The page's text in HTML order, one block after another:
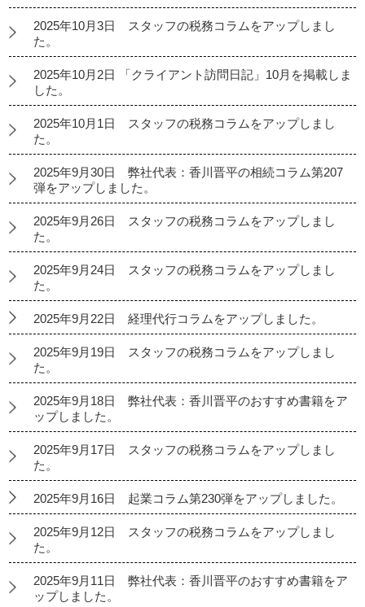
2025年10月3日 スタッフの税務コラムをアップしまし
た。
2025年10月2日 「クライアント訪問日記」10月を掲載しま
した。
2025年10月1日 スタッフの税務コラムをアップしまし
た。
2025年9月30日 弊社代表：香川晋平の相続コラム第207
弾をアップしました。
2025年9月26日 スタッフの税務コラムをアップしまし
た。
2025年9月24日 スタッフの税務コラムをアップしまし
た。
2025年9月22日 経理代行コラムをアップしました。
2025年9月19日 スタッフの税務コラムをアップしまし
た。
2025年9月18日 弊社代表：香川晋平のおすすめ書籍をア
ップしました。
2025年9月17日 スタッフの税務コラムをアップしまし
た。
2025年9月16日 起業コラム第230弾をアップしました。
2025年9月12日 スタッフの税務コラムをアップしまし
た。
2025年9月11日 弊社代表：香川晋平のおすすめ書籍をア
ップしました。